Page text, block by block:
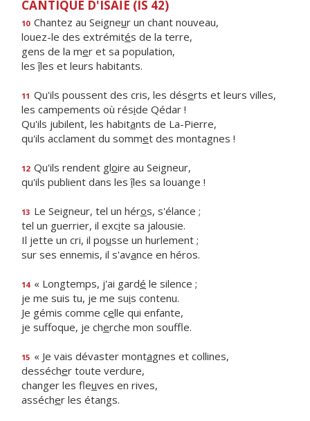
CANTIQUE D'ISAÏE (IS 42)
10 Chantez au Seigneur un chant nouveau,
louez-le des extrémités de la terre,
gens de la mer et sa population,
lesîles et leurs habitants.
11 Qu'ils poussent des cris, les déserts et leurs villes,
les campements où réside Qédar !
Qu'ils jubilent, les habitants de La-Pierre,
qu'ils acclament du sommet des montagnes !
12 Qu'ils rendent gloire au Seigneur,
qu'ils publient dans lesîles sa louange !
13 Le Seigneur, tel un héros, s'élance ;
tel un guerrier, il excite sa jalousie.
Il jette un cri, il pousse un hurlement ;
sur ses ennemis, il s'avance en héros.
14 « Longtemps, j'ai gardé le silence ;
je me suis tu, je me suis contenu.
Je gémis comme celle qui enfante,
je suffoque, je cherche mon souffle.
15 « Je vais dévaster montagnes et collines,
dessécher toute verdure,
changer les fleuves en rives,
assécher les étangs.